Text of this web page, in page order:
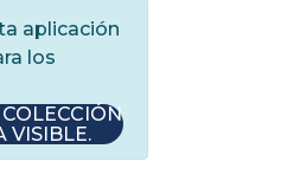
aplicación
los
VISIBLE.